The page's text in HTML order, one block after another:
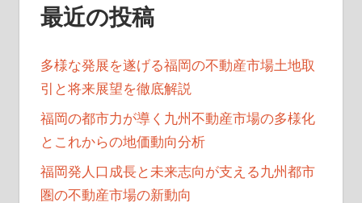
最近の投稿
多様な発展を遂げる福岡の不動産市場土地取
引と将来展望を徹底解説
福岡の都市力が導く九州不動産市場の多様化
とこれからの地価動向分析
福岡発人口成長と未来志向が支える九州都市
圏の不動産市場の新動向